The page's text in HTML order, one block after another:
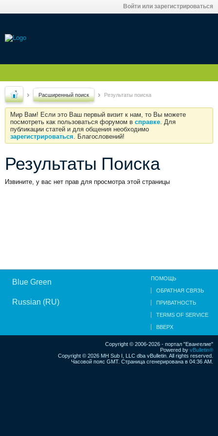
Войти или зарегистрироваться
Расширенный поиск Результаты поиска
Мир Вам! Если это Ваш первый визит к нам, то Вы можете
посмотреть как пользоваться форумом в справке. Для
публикации статей и для общения необходимо
зарегистрироваться. Благословений!
Результаты Поиска
Извините, у вас нет прав для просмотра этой страницы
Blue Green
Russian (RU)
ПОМОЩЬ
ОБРАТНАЯ СВЯЗЬ
ПРИВАТНОСТЬ
TERMS OF SERVICE
ВВЕРХ
Copyright © 2006-2026 - портал "Евангелие"
Powered by vBulletin®
Copyright © 2026 MH Sub I, LLC dba vBulletin. All rights reserved.
Часовой пояс GMT. Страница сгенерирована в 04:36 AM.